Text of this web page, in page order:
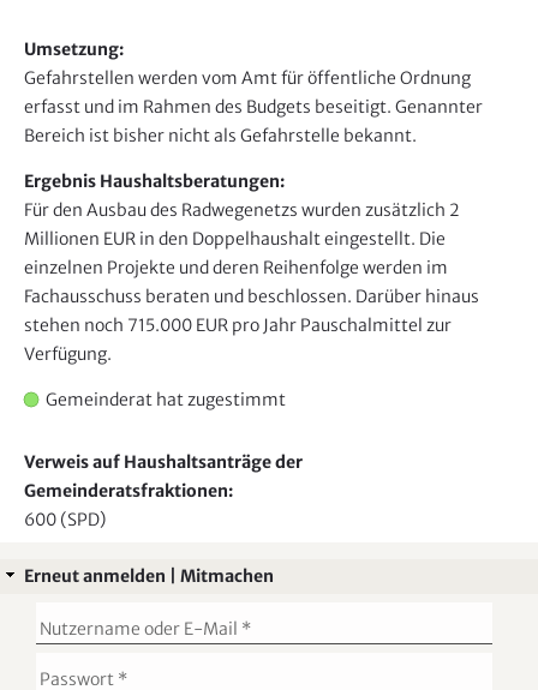
s
b
l
e
d
e
n
Umsetzung:
Gefahrstellen werden vom Amt für öffentliche Ordnung
erfasst und im Rahmen des Budgets beseitigt. Genannter
Bereich ist bisher nicht als Gefahrstelle bekannt.
Ergebnis Haushaltsberatungen:
Für den Ausbau des Radwegenetzs wurden zusätzlich 2
Millionen EUR in den Doppelhaushalt eingestellt. Die
einzelnen Projekte und deren Reihenfolge werden im
Fachausschuss beraten und beschlossen. Darüber hinaus
stehen noch 715.000 EUR pro Jahr Pauschalmittel zur
Verfügung.
Gemeinderat hat zugestimmt
Verweis auf Haushaltsanträge der
Gemeinderatsfraktionen:
600 (SPD)
Erneut anmelden | Mitmachen